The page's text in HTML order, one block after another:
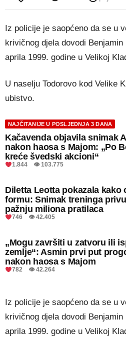
Iz policije je saopćeno da se u
krivičnog djela dovodi
aprila 1999. godine u Velikoj
U naselju Todorovo kod Velike
ubistvo.
NAJČITANIJE U POSLJEDNJA 3 DANA
Kačavenda objavila snimak
nakon haosa s Majom: „Po
kreće švedski akcioni“
1.844 👁 103.775
Diletta Leotta pokazala kako
formu: Snimak treninga
pažnju miliona pratilaca
746 👁 42.405
„Mogu završiti u zatvoru ili
zemlje“: Asmin prvi put
nakon haosa s Majom
782 👁 42.264
Iz policije je saopćeno da se u
krivičnog djela dovodi
aprila 1999. godine u Velikoj